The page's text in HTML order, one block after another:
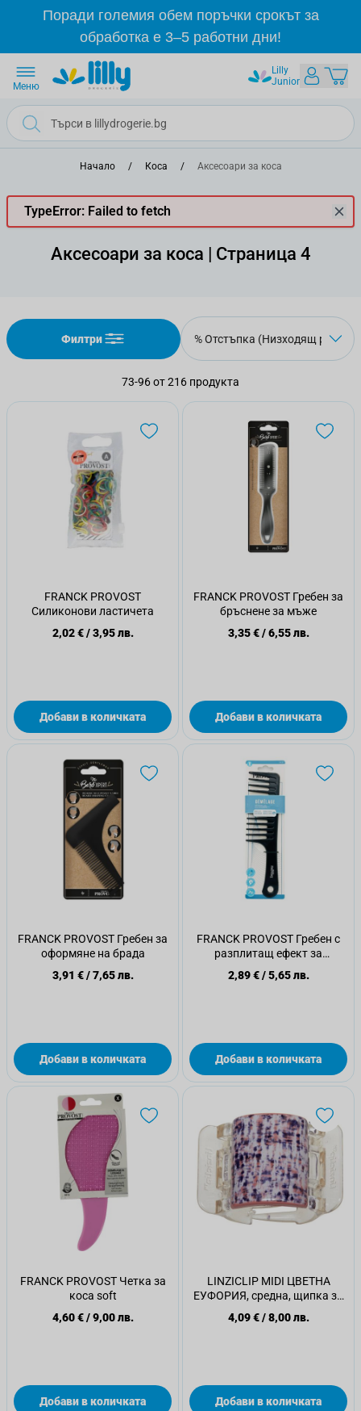
Прескачане към съдържанието
Поради големия обем поръчки срокът за
обработка е 3–5 работни дни!
Lilly
Junior
Меню
Начало / Коса / Аксесоари за коса
TypeError: Failed to fetch
Аксесоари за коса | Страница 4
Филтри
73-96от216 продукта
FRANCK PROVOST
Силиконови ластичета
2,02 €/3,95 лв.
Добави в количката
FRANCK PROVOST Гребен за
бръснене за мъже
3,35 €/6,55 лв.
Добави в количката
FRANCK PROVOST Гребен за
оформяне на брада
3,91 €/7,65 лв.
Добави в количката
FRANCK PROVOST Гребен с
разплитащ ефект за
2,89 €/5,65 лв.
Добави в количката
FRANCK PROVOST Четка за
коса soft
4,60 €/9,00 лв.
Добави в количката
LINZICLIP MIDI ЦВЕТНА
ЕУФОРИЯ, средна, щипка за
4,09 €/8,00 лв.
Добави в количката